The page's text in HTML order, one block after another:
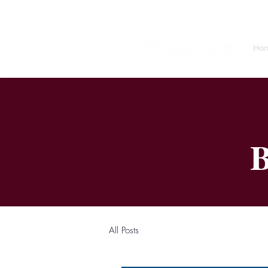
All Posts